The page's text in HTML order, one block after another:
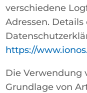
verschiedene
Adressen.
https://
Die Verwendung
Grundlage von